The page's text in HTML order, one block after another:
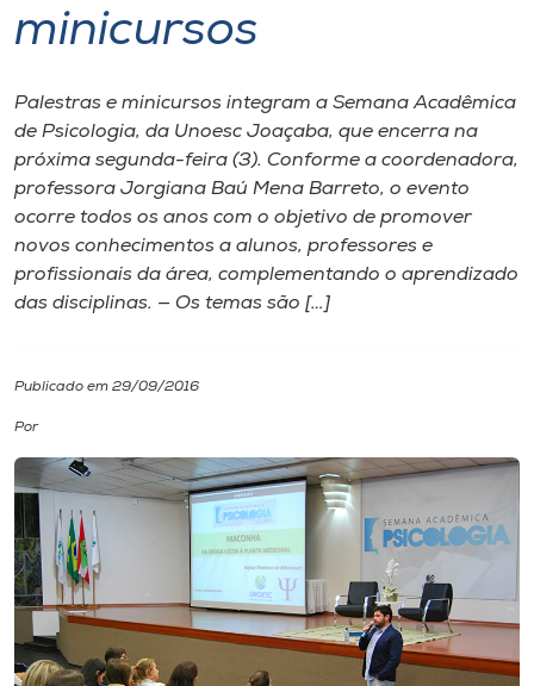
Internacionalização
I.nova
Diplomados
Biblioteca
Editora
Rádio
minicursos
Palestras e minicursos integram a Semana Acadêmica
de Psicologia, da Unoesc Joaçaba, que encerra na
próxima segunda-feira (3). Conforme a coordenadora,
professora Jorgiana Baú Mena Barreto, o evento
ocorre todos os anos com o objetivo de promover
novos conhecimentos a alunos, professores e
profissionais da área, complementando o aprendizado
das disciplinas. — Os temas são […]
Publicado em 29/09/2016
Por